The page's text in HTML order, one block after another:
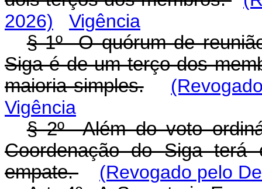
2026)
Vigência
§ 1º O quórum de
Siga é de um terço dos
maioria simples.
Vigência
§ 2º Além do voto
Coordenação do Siga
empate.
(Revogado pelo